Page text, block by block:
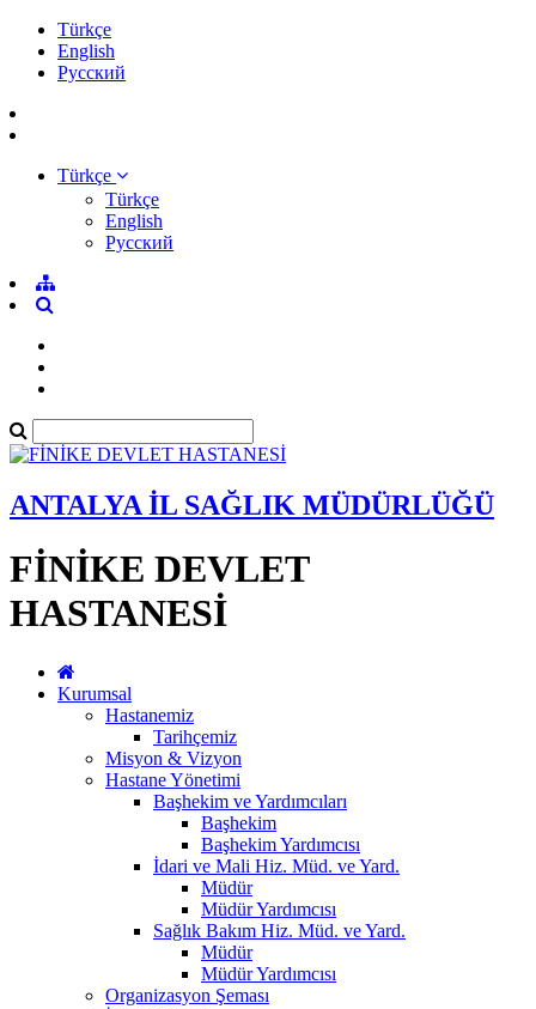
Türkçe
English
Pусский
Türkçe
Türkçe
English
Pусский
ANTALYA İL SAĞLIK MÜDÜRLÜĞÜ
FİNİKE DEVLET
HASTANESİ
Kurumsal
Hastanemiz
Tarihçemiz
Misyon & Vizyon
Hastane Yönetimi
Başhekim ve Yardımcıları
Başhekim
Başhekim Yardımcısı
İdari ve Mali Hiz. Müd. ve Yard.
Müdür
Müdür Yardımcısı
Sağlık Bakım Hiz. Müd. ve Yard.
Müdür
Müdür Yardımcısı
Organizasyon Şeması